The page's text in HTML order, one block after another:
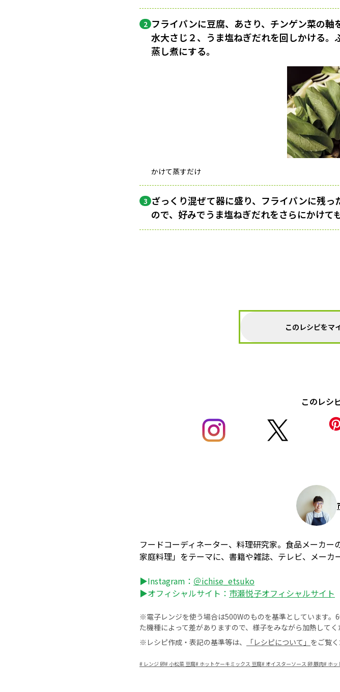
2 フライパンに豆腐、あさり、チンゲン菜の軸
水大さじ２、うま塩ねぎだれを回しかける
蒸し煮にする。
かけて蒸すだけ
3 ざっくり混ぜて器に盛り、フライパンに残
ので、好みでうま塩ねぎだれをさらにかけても
このレシピをマ
このレシ
フードコーディネーター、料理研究家。食品メーカ
家庭料理」をテーマに、書籍や雑誌、テレビ、メーカ
▶Instagram： ＠ichise_etsuko
▶オフィシャルサイト： 市瀬悦子オフィシャルサイト
※電子レンジを使う場合は500Wのものを基準としています
た機種によって差がありますので、様子をみながら加熱してく
※レシピ作成・表記の基準等は、
「レシピについて」 をご覧く
# レンジ 卵# 小松菜 豆腐# ホットケーキミックス 豆腐#オイスターソース 卵 豚肉# ホッ